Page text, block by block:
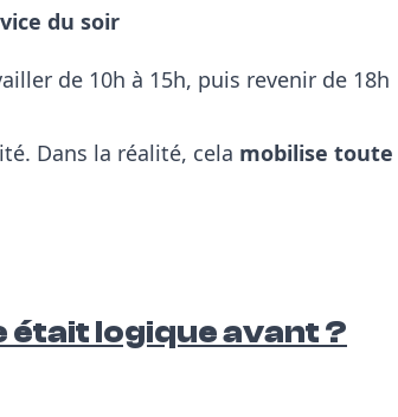
du soir
de 10h à 15h, puis revenir de 18h
Dans la réalité, cela mobilise toute
logique avant ?